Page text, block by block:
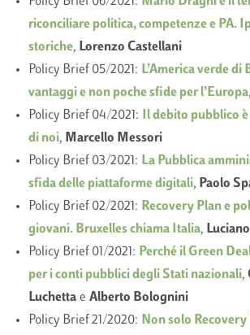
riconciliare politica, competenze e PA.
storiche, Lorenzo Castellani
Policy Brief 05/2021: L’America verde
vantaggi e non poche sfide per l’Europa,
Policy Brief 04/2021:
Il debito pubblico
di noi, Marcello Messori
Policy Brief 03/2021: La Pubblica
sfida delle piattaforme digitali, Paolo
Policy Brief 02/2021: Recovery Plan e
giovani. Bruxelles chiama Italia,
Policy Brief 01/2021: Perché il Green
per i conti pubblici degli Stati nazionali,
Luchettae Alberto Bolognini
Policy Brief 21/2020: Non solo Recovery